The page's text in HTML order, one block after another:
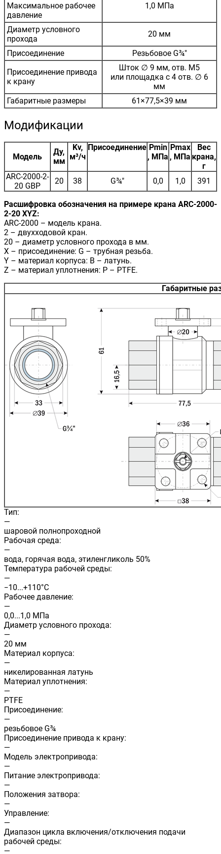
Максимальное рабочее
давление
1,0 MПa
Диаметр условного
прохода
20 мм
Присоединение
Резьбовое G¾"
Присоединение привода
к крану
Шток ∅ 9 мм, отв. М5
или площадка с 4 отв. ∅ 6
мм
Габаритные размеры
61×77,5×39 мм
Модификации
Модель
Ду,
мм
Kv,
м³/ч
Присоединение Pmin
, МПа
Pmax
, МПа
Вес
крана,
г
ARC-2000-2-
20 GBP
20 38 G¾" 0,0 1,0 391
Расшифровка обозначения на примере крана ARC-2000-
2-20 XYZ:
ARC-2000 – модель крана.
2 – двухходовой кран.
20 – диаметр условного прохода в мм.
X – присоединение: G – трубная резьба.
Y – материал корпуса: B – латунь.
Z – материал уплотнения: P – PTFE.
Габаритные
Тип:
—
шаровой полнопроходной
Рабочая среда:
—
вода, горячая вода, этиленгликоль 50%
Температура рабочей среды:
—
−10...+110°C
Рабочее давление:
—
0,0...1,0 МПа
Диаметр условного прохода:
—
20 мм
Материал корпуса:
—
никелированная латунь
Материал уплотнения:
—
PTFE
Присоединение:
—
резьбовое G¾
Присоединение привода к крану:
—
Модель электропривода:
—
Питание электропривода:
—
Положения затвора:
—
Управление:
—
Диапазон цикла включения/отключения подачи
рабочей среды:
—